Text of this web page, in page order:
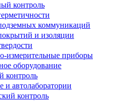
контроль
коммуникаций
и изоляции
измерительные приборы
оборудование
контроль
автолаборатории
контроль